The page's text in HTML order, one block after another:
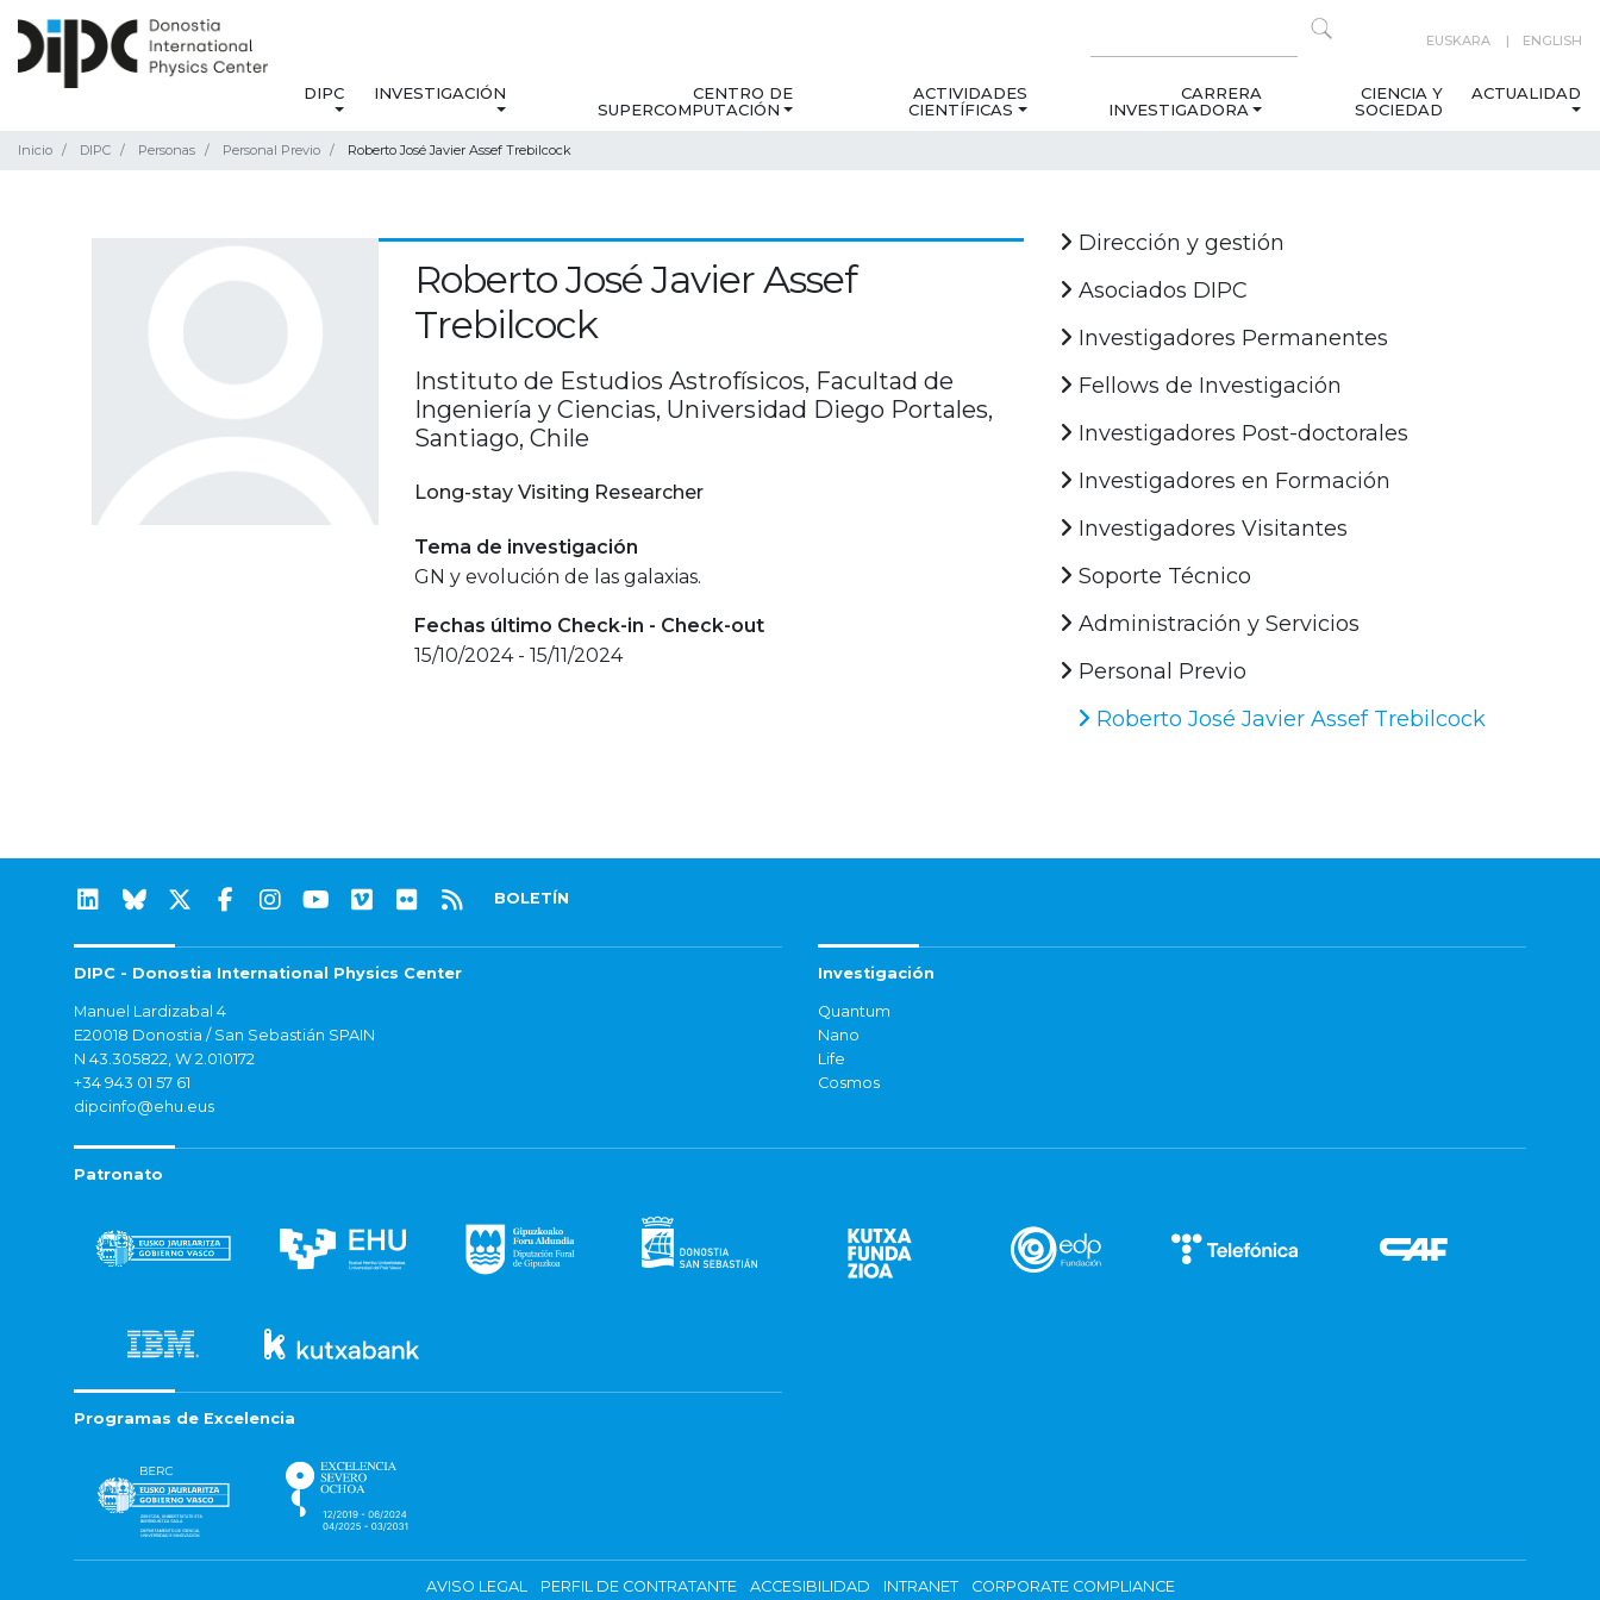
EUSKARA ENGLISH
DIPC INVESTIGACIÓN
CENTRO DE
SUPERCOMPUTACIÓN
ACTIVIDADES
CIENTÍFICAS
CARRERA
INVESTIGADORA
CIENCIA Y
SOCIEDAD
ACTUALIDAD
Inicio DIPC Personas Personal Previo Roberto José Javier Assef Trebilcock
Roberto José Javier Assef
Trebilcock
Instituto de Estudios Astrofísicos, Facultad de
Ingeniería y Ciencias, Universidad Diego Portales,
Santiago, Chile
Long-stay Visiting Researcher
Tema de investigación
GN y evolución de las galaxias.
Fechas último Check-in - Check-out
15/10/2024 - 15/11/2024
Dirección y gestión
Asociados DIPC
Investigadores Permanentes
Fellows de Investigación
Investigadores Post-doctorales
Investigadores en Formación
Investigadores Visitantes
Soporte Técnico
Administración y Servicios
Personal Previo
Roberto José Javier Assef Trebilcock
BOLETÍN
DIPC - Donostia International Physics Center
Manuel Lardizabal 4
E20018 Donostia / San Sebastián SPAIN
N 43.305822, W 2.010172
+34 943 01 57 61
dipcinfo@ehu.eus
Investigación
Quantum
Nano
Life
Cosmos
Patronato
Programas de Excelencia
AVISO LEGAL PERFIL DE CONTRATANTE ACCESIBILIDAD INTRANET CORPORATE COMPLIANCE